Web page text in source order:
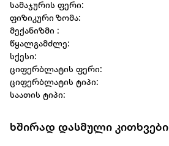
სამაჯურის ფერი:
ფიზიკური ზომა:
მექანიზმი :
წყალგამძლე:
სქესი:
ციფერბლატის ფერი:
ციფერბლატის ტიპი:
საათის ტიპი:
ხშირად დასმული კითხვები